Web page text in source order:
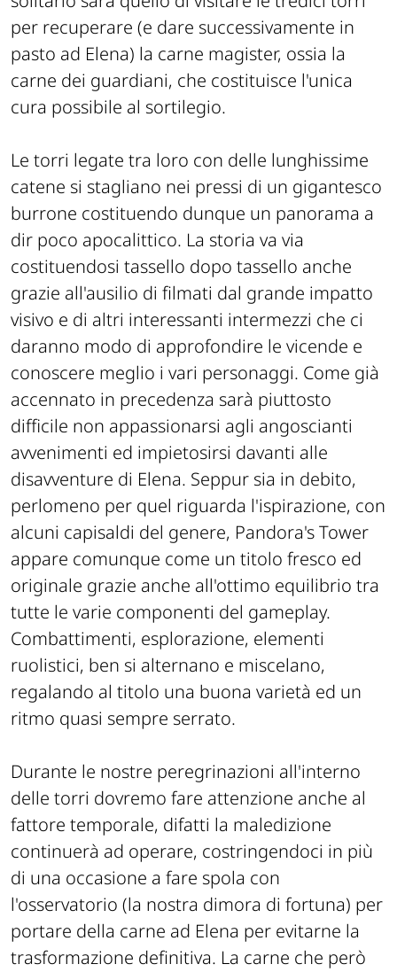
per recuperare (e dare successivamente in
pasto ad Elena) la carne magister, ossia la
carne dei guardiani, che costituisce l'unica
cura possibile al sortilegio.
Le torri legate tra loro con delle lunghissime
catene si stagliano nei pressi di un gigantesco
burrone costituendo dunque un panorama a
dir poco apocalittico. La storia va via
costituendosi tassello dopo tassello anche
grazie all'ausilio di filmati dal grande impatto
visivo e di altri interessanti intermezzi che ci
daranno modo di approfondire le vicende e
conoscere meglio i vari personaggi. Come già
accennato in precedenza sarà piuttosto
difficile non appassionarsi agli angoscianti
avvenimenti ed impietosirsi davanti alle
disavventure di Elena. Seppur sia in debito,
perlomeno per quel riguarda l'ispirazione, con
alcuni capisaldi del genere, Pandora's Tower
appare comunque come un titolo fresco ed
originale grazie anche all'ottimo equilibrio tra
tutte le varie componenti del gameplay.
Combattimenti, esplorazione, elementi
ruolistici, ben si alternano e miscelano,
regalando al titolo una buona varietà ed un
ritmo quasi sempre serrato.
Durante le nostre peregrinazioni all'interno
delle torri dovremo fare attenzione anche al
fattore temporale, difatti la maledizione
continuerà ad operare, costringendoci in più
di una occasione a fare spola con
l'osservatorio (la nostra dimora di fortuna) per
portare della carne ad Elena per evitarne la
trasformazione definitiva. La carne che però